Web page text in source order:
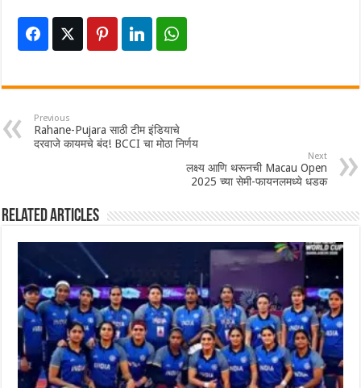
Previous
Rahane-Pujara साठी टीम इंडियाचे
दरवाजे कायमचे बंद! BCCI चा मोठा निर्णय
Next
लक्ष्य आणि थरूनची Macau Open
2025 च्या सेमी-फायनलमध्ये धडक
Related Articles